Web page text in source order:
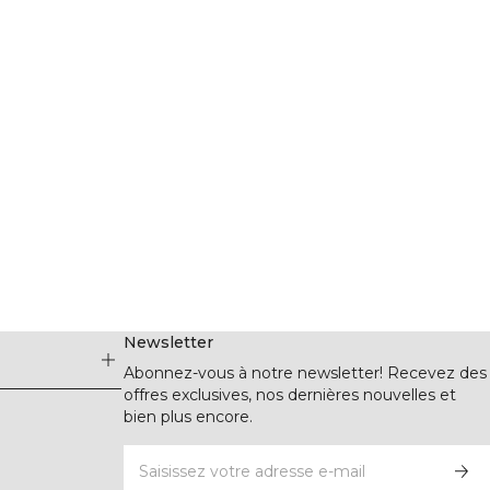
Newsletter
Abonnez-vous à notre newsletter! Recevez des
offres exclusives, nos dernières nouvelles et
bien plus encore.